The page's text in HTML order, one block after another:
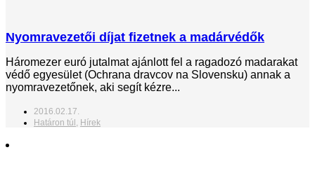
Nyomravezetői díjat fizetnek a madárvédők
Háromezer euró jutalmat ajánlott fel a ragadozó madarakat
védő egyesület (Ochrana dravcov na Slovensku) annak a
nyomravezetőnek, aki segít kézre...
2016.02.17.
Határon túl, Hírek